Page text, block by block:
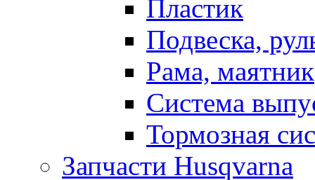
Пластик
Подвеска,
Рама, маятник
Система
Тормозная
Запчасти Husqvarna